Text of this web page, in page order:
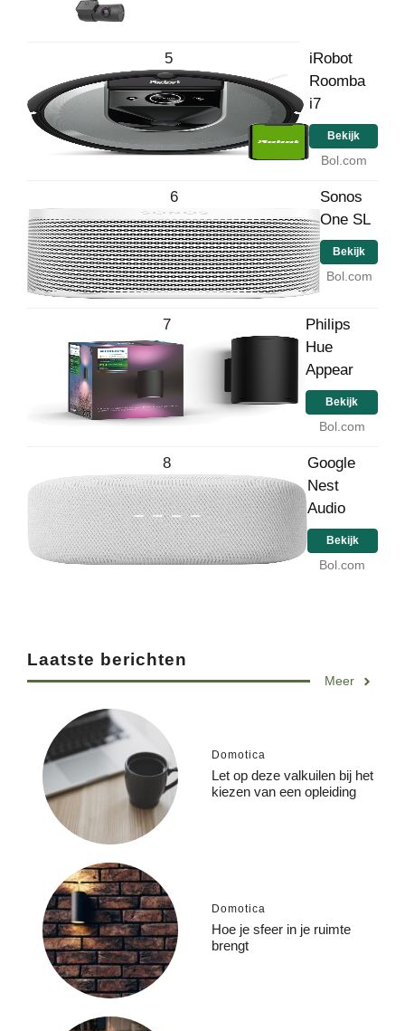
5
iRobot
Roomba
i7
Bekijk
Bol.com
6
Sonos
One SL
Bekijk
Bol.com
7
Philips
Hue
Appear
Bekijk
Bol.com
8
Google
Nest
Audio
Bekijk
Bol.com
Laatste berichten
Meer
Domotica
Let op deze valkuilen bij het
kiezen van een opleiding
Domotica
Hoe je sfeer in je ruimte
brengt